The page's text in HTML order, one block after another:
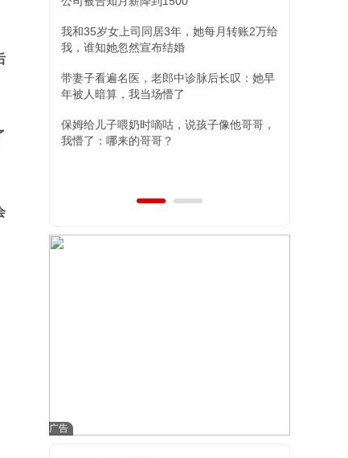
我和35岁女上司同居3年，她每月转账2万给
我，谁知她忽然宣布结婚
带妻子看遍名医，老郎中诊脉后长叹：她早
年被人暗算，我当场懵了
保姆给儿子喂奶时嘀咕，说孩子像他哥哥，
我懵了：哪来的哥哥？